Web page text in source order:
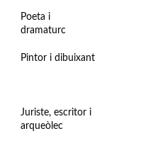
Poeta i
dramaturc
Pintor i dibuixant
Juriste, escritor i
arqueòlec